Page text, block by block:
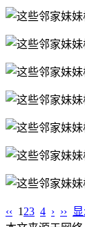
‹‹ 1 23 4 › ››